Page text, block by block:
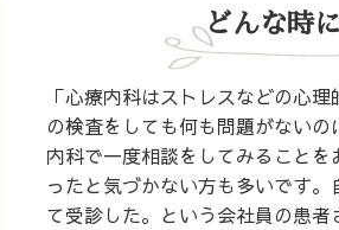
どんな時
「心療内科はストレスなどの心
の検査をしても何も問題がない
内科で一度相談をしてみること
ったと気づかない方も多いです
て受診した。という会社員の患